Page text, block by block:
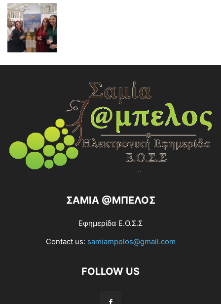
ΣΑΜΙΑ @ΜΠΕΛΟΣ
Εφημερίδα Ε.Ο.Σ.Σ
Contact us: samiampelos@gmail.com
FOLLOW US